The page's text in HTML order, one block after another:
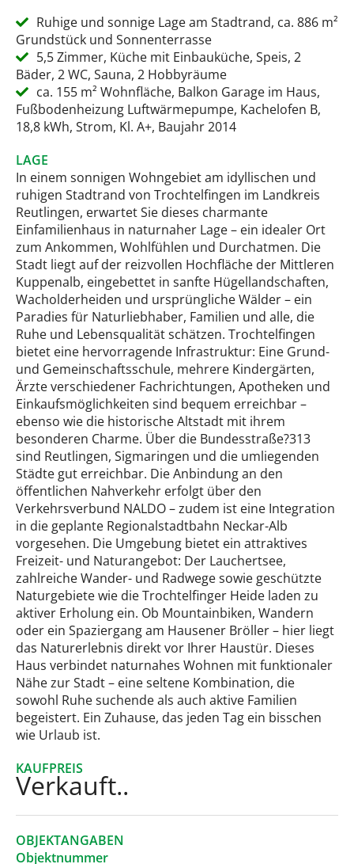
Ruhige und sonnige Lage am Stadtrand, ca. 886 m²
Grundstück und Sonnenterrasse
5,5 Zimmer, Küche mit Einbauküche, Speis, 2
Bäder, 2 WC, Sauna, 2 Hobbyräume
ca. 155 m² Wohnfläche, Balkon Garage im Haus,
Fußbodenheizung Luftwärmepumpe, Kachelofen B,
18,8 kWh, Strom, Kl. A+, Baujahr 2014
LAGE
In einem sonnigen Wohngebiet am idyllischen und
ruhigen Stadtrand von Trochtelfingen im Landkreis
Reutlingen, erwartet Sie dieses charmante
Einfamilienhaus in naturnaher Lage – ein idealer Ort
zum Ankommen, Wohlfühlen und Durchatmen. Die
Stadt liegt auf der reizvollen Hochfläche der Mittleren
Kuppenalb, eingebettet in sanfte Hügellandschaften,
Wacholderheiden und ursprüngliche Wälder – ein
Paradies für Naturliebhaber, Familien und alle, die
Ruhe und Lebensqualität schätzen. Trochtelfingen
bietet eine hervorragende Infrastruktur: Eine Grund-
und Gemeinschaftsschule, mehrere Kindergärten,
Ärzte verschiedener Fachrichtungen, Apotheken und
Einkaufsmöglichkeiten sind bequem erreichbar –
ebenso wie die historische Altstadt mit ihrem
besonderen Charme. Über die Bundesstraße?313
sind Reutlingen, Sigmaringen und die umliegenden
Städte gut erreichbar. Die Anbindung an den
öffentlichen Nahverkehr erfolgt über den
Verkehrsverbund NALDO – zudem ist eine Integration
in die geplante Regionalstadtbahn Neckar-Alb
vorgesehen. Die Umgebung bietet ein attraktives
Freizeit- und Naturangebot: Der Lauchertsee,
zahlreiche Wander- und Radwege sowie geschützte
Naturgebiete wie die Trochtelfinger Heide laden zu
aktiver Erholung ein. Ob Mountainbiken, Wandern
oder ein Spaziergang am Hausener Bröller – hier liegt
das Naturerlebnis direkt vor Ihrer Haustür. Dieses
Haus verbindet naturnahes Wohnen mit funktionaler
Nähe zur Stadt – eine seltene Kombination, die
sowohl Ruhe suchende als auch aktive Familien
begeistert. Ein Zuhause, das jeden Tag ein bisschen
wie Urlaub ist.
KAUFPREIS
Verkauft..
OBJEKTANGABEN
Objektnummer